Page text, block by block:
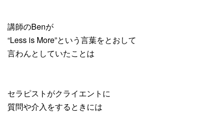
講師のBenが
“Less is More”という言葉をとおして
言わんとしていたことは
セラピストがクライエントに
質問や介入をするときには